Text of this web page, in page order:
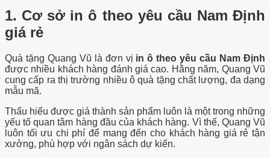
1. Cơ sở in ô theo yêu cầu Nam Định
giá rẻ
Quà tặng Quang Vũ là đơn vị in ô theo yêu cầu Nam Định
được nhiều khách hàng đánh giá cao. Hằng năm, Quang Vũ
cung cấp ra thị trường nhiều ô quà tặng chất lượng, đa dạng
mẫu mã.
Thấu hiểu được giá thành sản phẩm luôn là một trong những
yếu tố quan tâm hàng đầu của khách hàng. Vì thế, Quang Vũ
luôn tối ưu chi phí để mang đến cho khách hàng giá rẻ tận
xưởng, phù hợp với ngân sách dự kiến.